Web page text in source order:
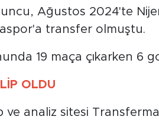
Ağustos 2024'te
transfer olmuştu.
19 maça çıkarken 6
OLDU
analiz sitesi